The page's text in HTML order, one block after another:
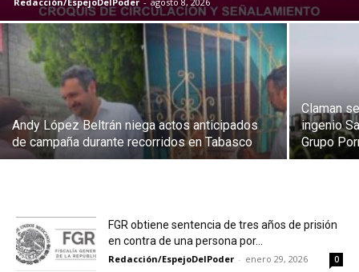
Andy López Beltrán niega actos anticipados
de campaña durante recorridos en Tabasco
Claman
ingenio
Grupo
FGR obtiene sentencia de tres años de prisión
en contra de una persona por...
Redacción/EspejoDelPoder - enero 29, 2026 0